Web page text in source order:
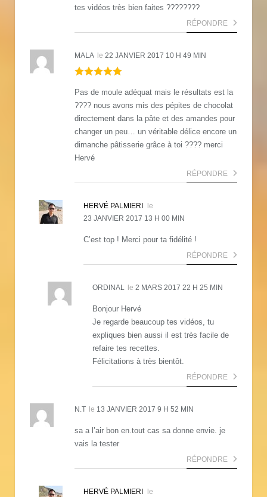
tes vidéos très bien faites ????????
RÉPONDRE
MALA le 22 JANVIER 2017 10 H 49 MIN
Pas de moule adéquat mais le résultats est la
???? nous avons mis des pépites de chocolat
directement dans la pâte et des amandes pour
changer un peu… un véritable délice encore un
dimanche pâtisserie grâce à toi ???? merci
Hervé
RÉPONDRE
HERVÉ PALMIERI
le
23 JANVIER 2017 13 H 00 MIN
C’est top ! Merci pour ta fidélité !
RÉPONDRE
ORDINAL le 2 MARS 2017 22 H 25 MIN
Bonjour Hervé
Je regarde beaucoup tes vidéos, tu
expliques bien aussi il est très facile de
refaire tes recettes.
Félicitations à très bientôt.
RÉPONDRE
N.T le 13 JANVIER 2017 9 H 52 MIN
sa a l’air bon en.tout cas sa donne envie. je
vais la tester
RÉPONDRE
HERVÉ PALMIERI
le